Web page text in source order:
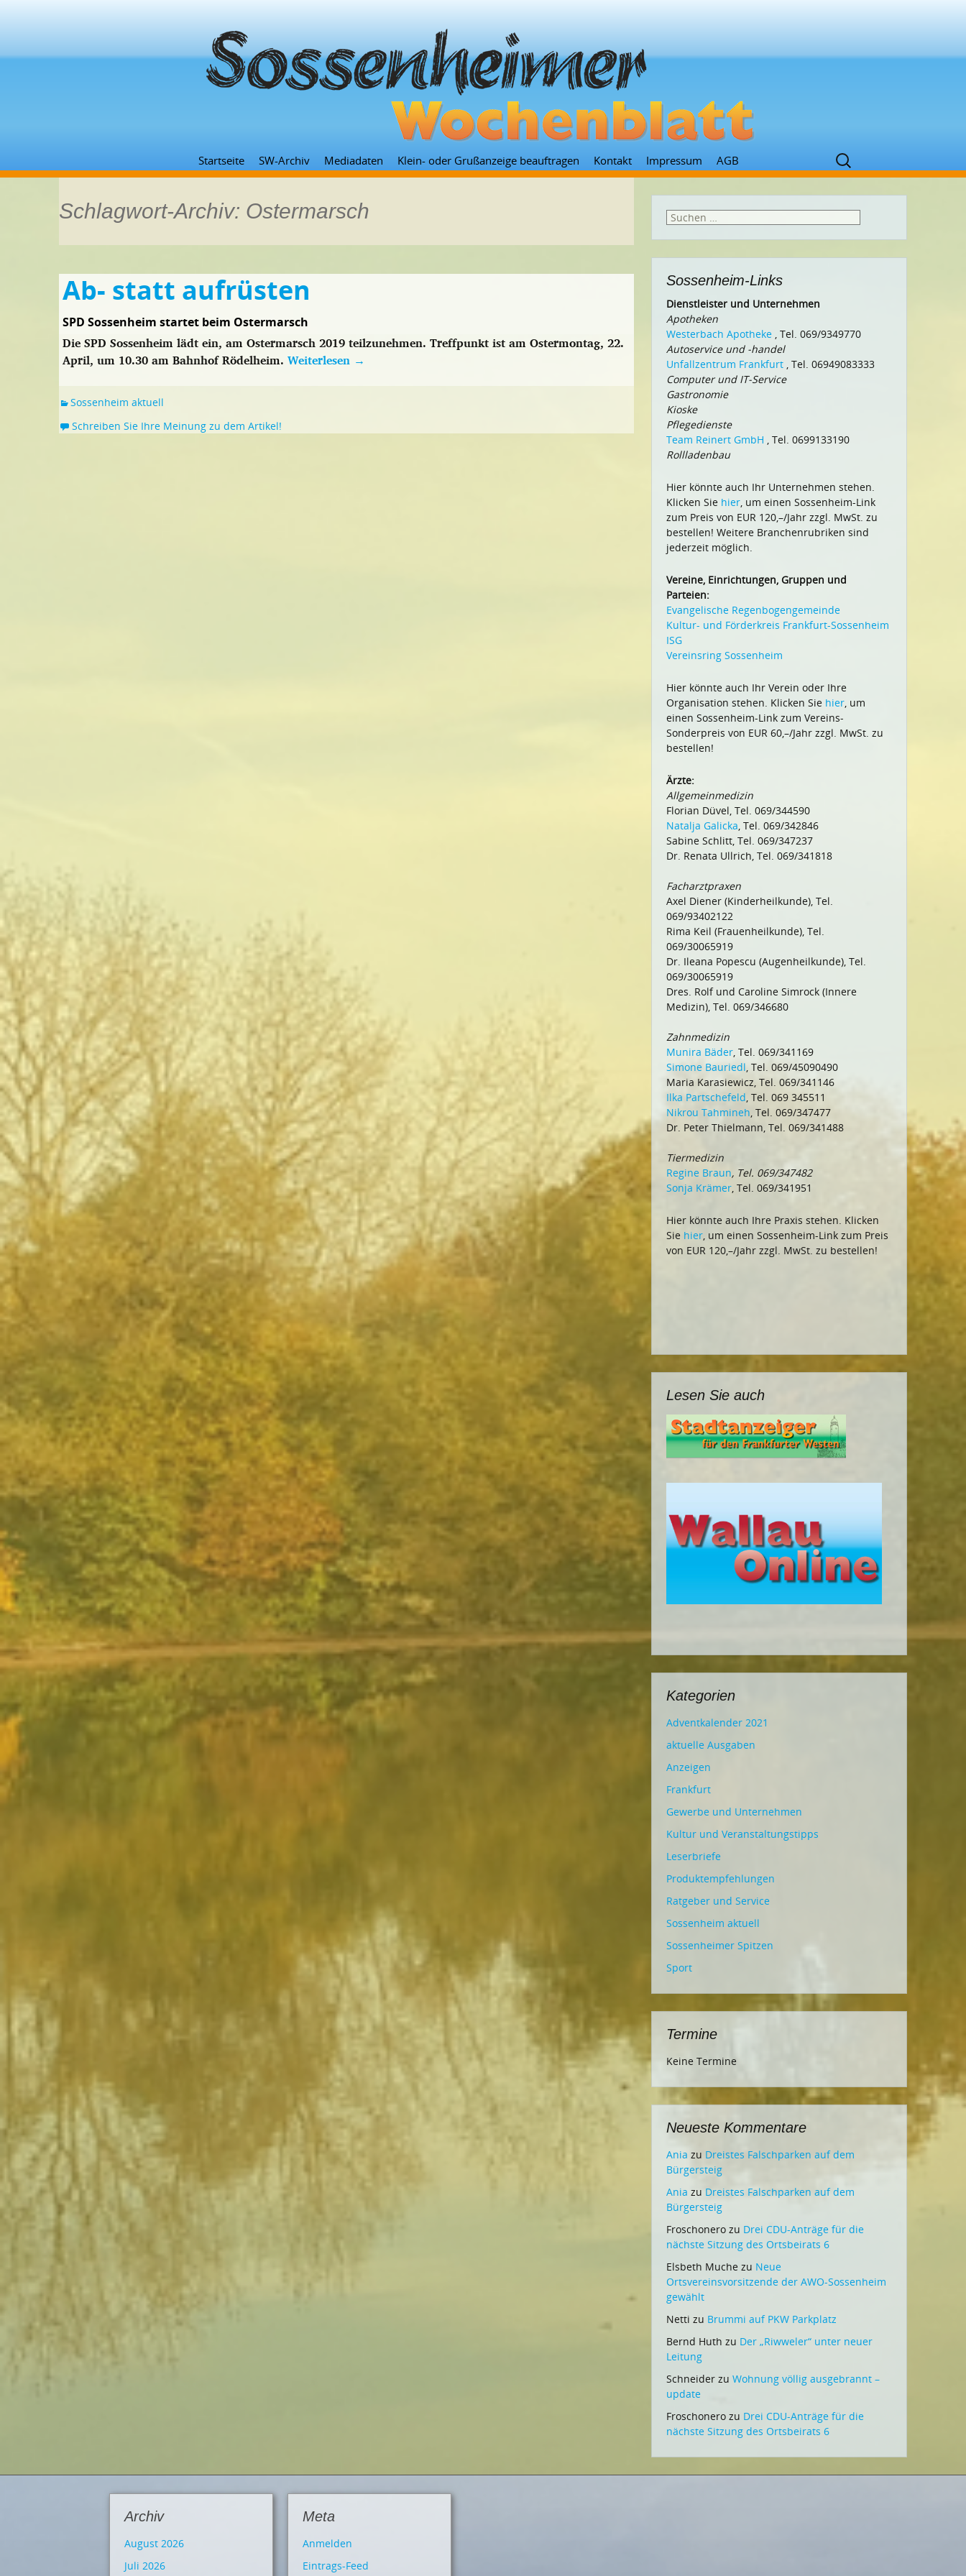
Zum
Inhalt
Startseite SW-Archiv Mediadaten Klein- oder Grußanzeige beauftragen Kontakt Impressum AGB
Suchen
nach:
Schlagwort-Archiv: Ostermarsch
Ab- statt aufrüsten
SPD Sossenheim startet beim Ostermarsch
Die SPD Sossenheim lädt ein, am Ostermarsch 2019 teilzunehmen. Treffpunkt ist am Ostermontag, 22.
April, um 10.30 am Bahnhof Rödelheim. Weiterlesen →
Sossenheim aktuell
Schreiben Sie Ihre Meinung zu dem Artikel!
Suchen
Sossenheim-Links
Dienstleister und Unternehmen
Apotheken
Westerbach Apotheke , Tel. 069/9349770
Autoservice und -handel
Unfallzentrum Frankfurt , Tel. 06949083333
Computer und IT-Service
Gastronomie
Kioske
Pflegedienste
Team Reinert GmbH , Tel. 0699133190
Rollladenbau
Hier könnte auch Ihr Unternehmen stehen.
Klicken Sie hier, um einen Sossenheim-Link
zum Preis von EUR 120,–/Jahr zzgl. MwSt. zu
bestellen! Weitere Branchenrubriken sind
jederzeit möglich.
Vereine, Einrichtungen, Gruppen und
Parteien:
Evangelische Regenbogengemeinde
Kultur- und Förderkreis Frankfurt-Sossenheim
ISG
Vereinsring Sossenheim
Hier könnte auch Ihr Verein oder Ihre
Organisation stehen. Klicken Sie hier, um
einen Sossenheim-Link zum Vereins-
Sonderpreis von EUR 60,–/Jahr zzgl. MwSt. zu
bestellen!
Ärzte:
Allgemeinmedizin
Florian Düvel, Tel. 069/344590
Natalja Galicka, Tel. 069/342846
Sabine Schlitt, Tel. 069/347237
Dr. Renata Ullrich, Tel. 069/341818
Facharztpraxen
Axel Diener (Kinderheilkunde), Tel.
069/93402122
Rima Keil (Frauenheilkunde), Tel.
069/30065919
Dr. Ileana Popescu (Augenheilkunde), Tel.
069/30065919
Dres. Rolf und Caroline Simrock (Innere
Medizin), Tel. 069/346680
Zahnmedizin
Munira Bäder, Tel. 069/341169
Simone Bauriedl, Tel. 069/45090490
Maria Karasiewicz, Tel. 069/341146
Ilka Partschefeld, Tel. 069 345511
Nikrou Tahmineh, Tel. 069/347477
Dr. Peter Thielmann, Tel. 069/341488
Tiermedizin
Regine Braun, Tel. 069/347482
Sonja Krämer, Tel. 069/341951
Hier könnte auch Ihre Praxis stehen. Klicken
Sie hier, um einen Sossenheim-Link zum Preis
von EUR 120,–/Jahr zzgl. MwSt. zu bestellen!
Lesen Sie auch
Kategorien
Adventkalender 2021
aktuelle Ausgaben
Anzeigen
Frankfurt
Gewerbe und Unternehmen
Kultur und Veranstaltungstipps
Leserbriefe
Produktempfehlungen
Ratgeber und Service
Sossenheim aktuell
Sossenheimer Spitzen
Sport
Termine
Keine Termine
Neueste Kommentare
Ania zu Dreistes Falschparken auf dem
Bürgersteig
Ania zu Dreistes Falschparken auf dem
Bürgersteig
Froschonero zu Drei CDU-Anträge für die
nächste Sitzung des Ortsbeirats 6
Elsbeth Muche zu Neue
Ortsvereinsvorsitzende der AWO-Sossenheim
gewählt
Netti zu Brummi auf PKW Parkplatz
Bernd Huth zu Der „Riwweler“ unter neuer
Leitung
Schneider zu Wohnung völlig ausgebrannt –
update
Froschonero zu Drei CDU-Anträge für die
nächste Sitzung des Ortsbeirats 6
Archiv
August 2026
Juli 2026
Meta
Anmelden
Eintrags-Feed